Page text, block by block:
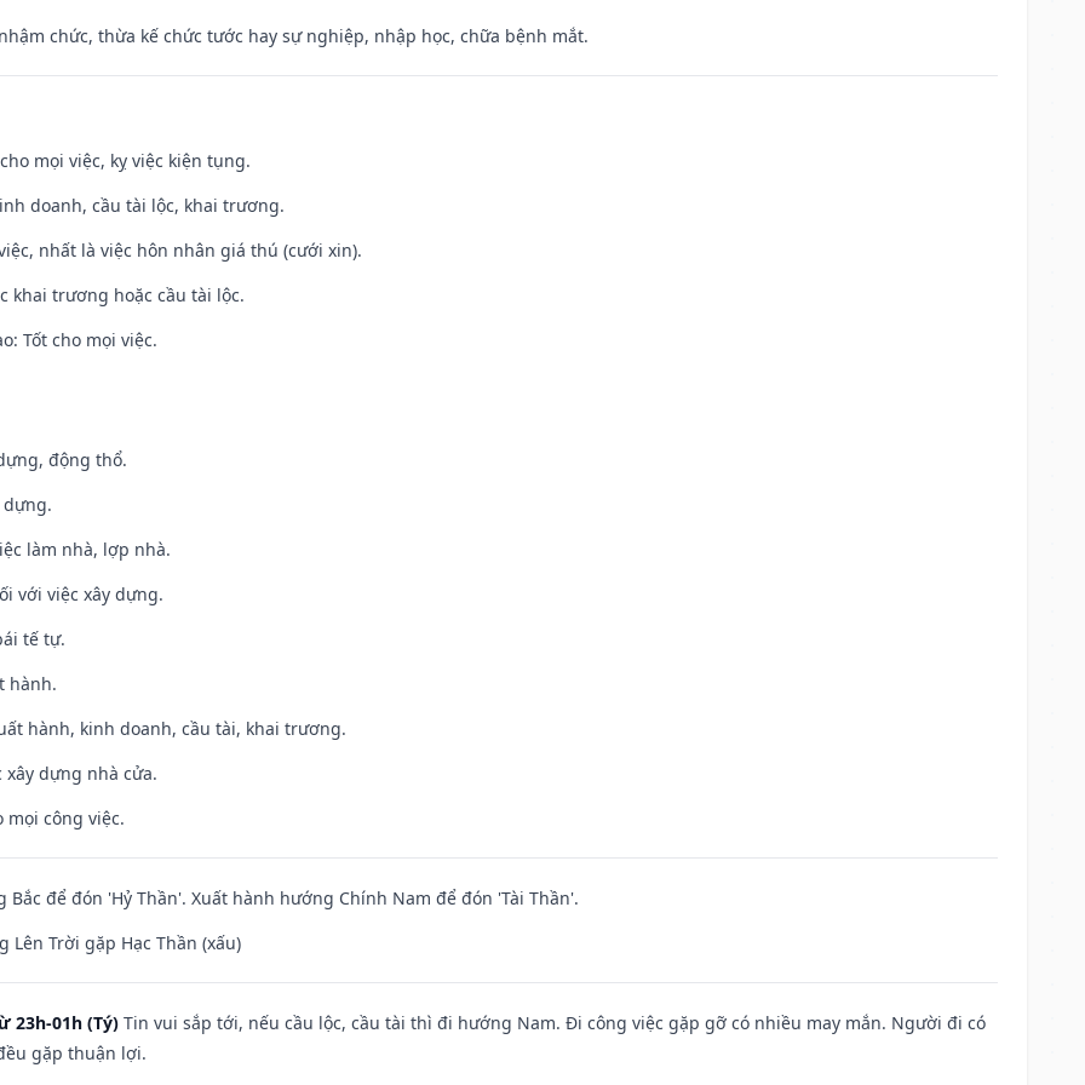
chức, thừa kế chức tước hay sự nghiệp, nhập học, chữa bệnh mắt.
mọi việc, kỵ việc kiện tụng.
doanh, cầu tài lộc, khai trương.
nhất là việc hôn nhân giá thú (cưới xin).
khai trương hoặc cầu tài lộc.
Tốt cho mọi việc.
động thổ.
dựng.
làm nhà, lợp nhà.
với việc xây dựng.
tế tự.
hành.
hành, kinh doanh, cầu tài, khai trương.
xây dựng nhà cửa.
mọi công việc.
để đón 'Hỷ Thần'. Xuất hành hướng Chính Nam để đón 'Tài Thần'.
Lên Trời gặp Hạc Thần (xấu)
23h-01h (Tý) Tin vui sắp tới, nếu cầu lộc, cầu tài thì đi hướng Nam. Đi công việc gặp gỡ có nhiều may mắn. Người đi có
gặp thuận lợi.